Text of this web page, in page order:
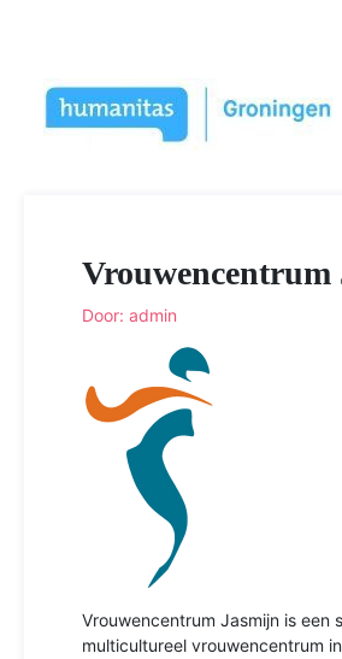
Vrouwencentrum
Door: admin
Vrouwencentrum Jasmijn is een
multicultureel vrouwencentrum